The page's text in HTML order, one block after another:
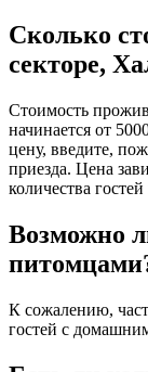
Сколько
секторе,
Стоимость
начинается от
цену, введите,
приезда. Цена
количества
Возможно
К сожалению,
гостей с